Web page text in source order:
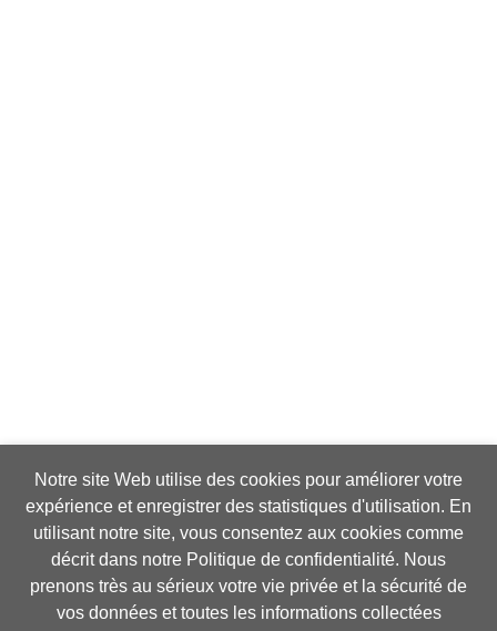
Notre site Web utilise des cookies pour améliorer votre
expérience et enregistrer des statistiques d'utilisation. En
utilisant notre site, vous consentez aux cookies comme
décrit dans notre Politique de confidentialité. Nous
prenons très au sérieux votre vie privée et la sécurité de
vos données et toutes les informations collectées